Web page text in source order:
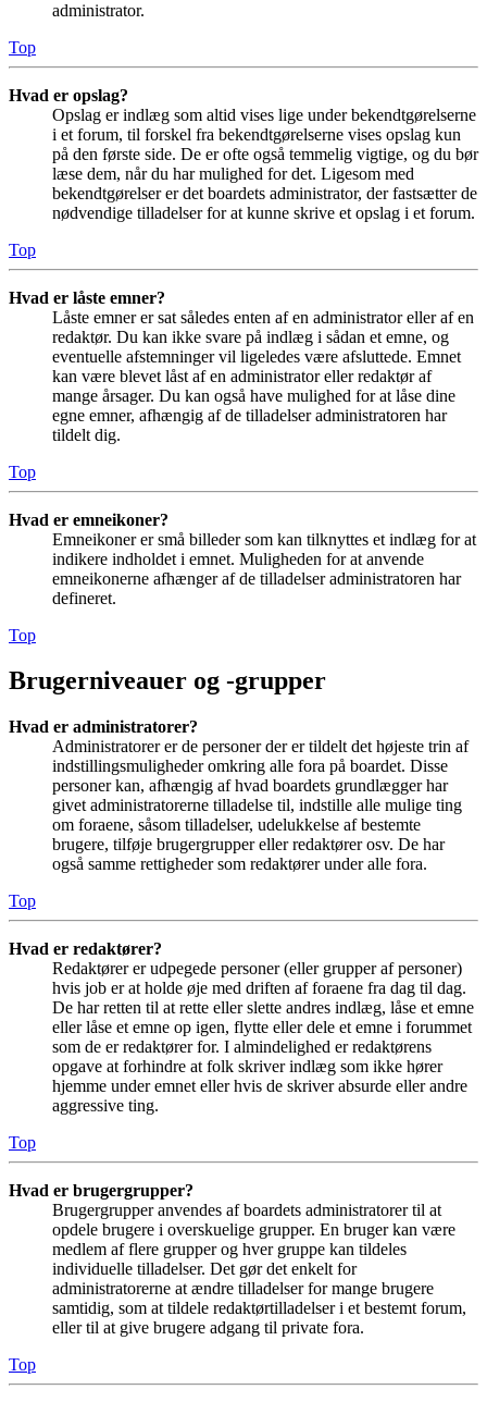
administrator.
Top
Hvad er opslag?
Opslag er indlæg som altid vises lige under bekendtgørelserne
i et forum, til forskel fra bekendtgørelserne vises opslag kun
på den første side. De er ofte også temmelig vigtige, og du bør
læse dem, når du har mulighed for det. Ligesom med
bekendtgørelser er det boardets administrator, der fastsætter de
nødvendige tilladelser for at kunne skrive et opslag i et forum.
Top
Hvad er låste emner?
Låste emner er sat således enten af en administrator eller af en
redaktør. Du kan ikke svare på indlæg i sådan et emne, og
eventuelle afstemninger vil ligeledes være afsluttede. Emnet
kan være blevet låst af en administrator eller redaktør af
mange årsager. Du kan også have mulighed for at låse dine
egne emner, afhængig af de tilladelser administratoren har
tildelt dig.
Top
Hvad er emneikoner?
Emneikoner er små billeder som kan tilknyttes et indlæg for at
indikere indholdet i emnet. Muligheden for at anvende
emneikonerne afhænger af de tilladelser administratoren har
defineret.
Top
Brugerniveauer og -grupper
Hvad er administratorer?
Administratorer er de personer der er tildelt det højeste trin af
indstillingsmuligheder omkring alle fora på boardet. Disse
personer kan, afhængig af hvad boardets grundlægger har
givet administratorerne tilladelse til, indstille alle mulige ting
om foraene, såsom tilladelser, udelukkelse af bestemte
brugere, tilføje brugergrupper eller redaktører osv. De har
også samme rettigheder som redaktører under alle fora.
Top
Hvad er redaktører?
Redaktører er udpegede personer (eller grupper af personer)
hvis job er at holde øje med driften af foraene fra dag til dag.
De har retten til at rette eller slette andres indlæg, låse et emne
eller låse et emne op igen, flytte eller dele et emne i forummet
som de er redaktører for. I almindelighed er redaktørens
opgave at forhindre at folk skriver indlæg som ikke hører
hjemme under emnet eller hvis de skriver absurde eller andre
aggressive ting.
Top
Hvad er brugergrupper?
Brugergrupper anvendes af boardets administratorer til at
opdele brugere i overskuelige grupper. En bruger kan være
medlem af flere grupper og hver gruppe kan tildeles
individuelle tilladelser. Det gør det enkelt for
administratorerne at ændre tilladelser for mange brugere
samtidig, som at tildele redaktørtilladelser i et bestemt forum,
eller til at give brugere adgang til private fora.
Top